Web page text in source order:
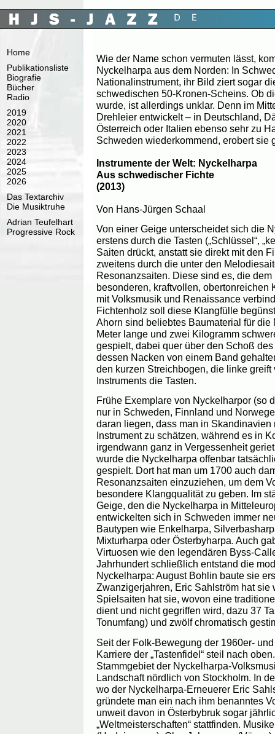
Home
Publikationsliste
Biografie
Bücher
Radio
2019
2020
2021
2022
2023
2024
2025
2026
Das Textarchiv
Die Musiktruhe
Adrian Teufelhart
Progressive Rock
Wie der Name schon vermuten lässt,
Nyckelharpa aus dem Norden: In
Nationalinstrument, ihr Bild ziert sogar
schwedischen 50-Kronen-Scheins. Ob
wurde, ist allerdings unklar. Denn im
Drehleier entwickelt – in Deutschland,
Österreich oder Italien ebenso sehr zu
Schweden wiederkommend, erobert sie
Instrumente der Welt: Nyckelharpa
Aus schwedischer Fichte
(2013)
Von Hans-Jürgen Schaal
Von einer Geige unterscheidet sich die
erstens durch die Tasten („Schlüssel“,
Saiten drückt, anstatt sie direkt mit den
zweitens durch die unter den
Resonanzsaiten. Diese sind es, die dem
besonderen, kraftvollen, obertonreichen
mit Volksmusik und Renaissance
Fichtenholz soll diese Klangfülle
Ahorn sind beliebtes Baumaterial für
Meter lange und zwei Kilogramm
gespielt, dabei quer über den Schoß
dessen Nacken von einem Band
den kurzen Streichbogen, die linke
Instruments die Tasten.
Frühe Exemplare von Nyckelharpor (so
nur in Schweden, Finnland und
daran liegen, dass man in Skandinavien
Instrument zu schätzen, während es in
irgendwann ganz in Vergessenheit
wurde die Nyckelharpa offenbar
gespielt. Dort hat man um 1700 auch
Resonanzsaiten einzuziehen, um dem
besondere Klangqualität zu geben. Im
Geige, den die Nyckelharpa in
entwickelten sich in Schweden immer
Bautypen wie Enkelharpa,
Mixturharpa oder Österbyharpa. Auch
Virtuosen wie den legendären Byss-
Jahrhundert schließlich entstand die
Nyckelharpa: August Bohlin baute sie
Zwanzigerjahren, Eric Sahlström hat sie
Spielsaiten hat sie, wovon eine
dient und nicht gegriffen wird, dazu 37
Tonumfang) und zwölf chromatisch
Seit der Folk-Bewegung der 1960er-
Karriere der „Tastenfidel“ steil nach
Stammgebiet der Nyckelharpa-
Landschaft nördlich von Stockholm. In
wo der Nyckelharpa-Erneuerer Eric
gründete man ein nach ihm benanntes
unweit davon in Österbybruk sogar
„Weltmeisterschaften“ stattfinden.